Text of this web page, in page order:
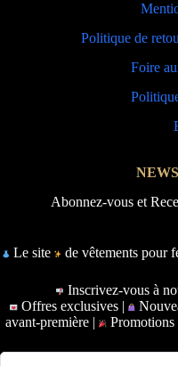
Politique de
Foire
Abonnez-vous et
Le site de vêtements pour
Inscrivez-vous à
Offres exclusives |
avant-première | Promotions